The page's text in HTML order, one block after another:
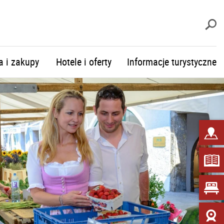
i zakupy Hotele i oferty Informacje turystyczne